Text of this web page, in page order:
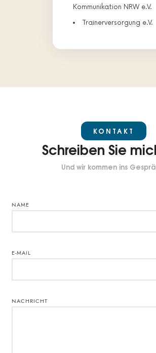
Kommunikation NRW e.V.
Trainerversorgung e.V.
KONTAKT
Schreiben Sie
Und wir kommen ins
NAME
E-MAIL
NACHRICHT